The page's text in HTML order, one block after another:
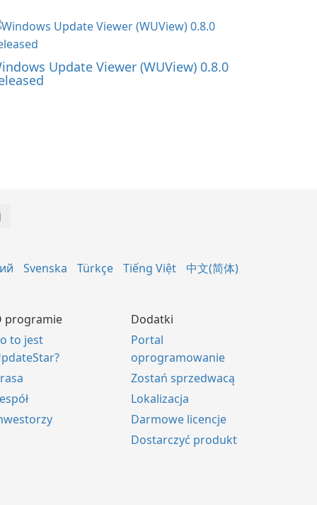
Update Viewer (WUView) 0.8.0
Svenska Türkçe Tiếng Việt
中文(简体)
programie
to jest
Dodatki
Portal
oprogramowanie
Zostań sprzedwacą
Lokalizacja
Darmowe licencje
Dostarczyć produkt